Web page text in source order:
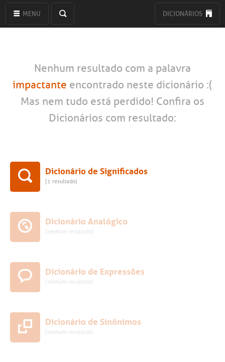
MENU DICIONÁRIOS
Nenhum resultado com a palavra
impactante encontrado neste dicionário :(
Mas nem tudo está perdido! Confira os
Dicionários com resultado:
Dicionário de Significados
(1 resultado)
Dicionário Analógico
(nenhum resultado)
Dicionário de Expressões
(nenhum resultado)
Dicionário de Sinônimos
(nenhum resultado)